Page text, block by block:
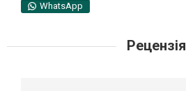
WhatsApp
Рецензія